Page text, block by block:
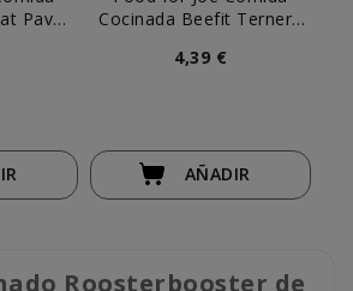
Pavo
Cocinada Beefit Ternera
4,39 €
AÑADIR
Roosterbooster de